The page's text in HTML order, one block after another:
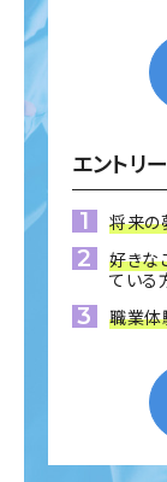
エントリ
将来の
好きな
ている
職業体